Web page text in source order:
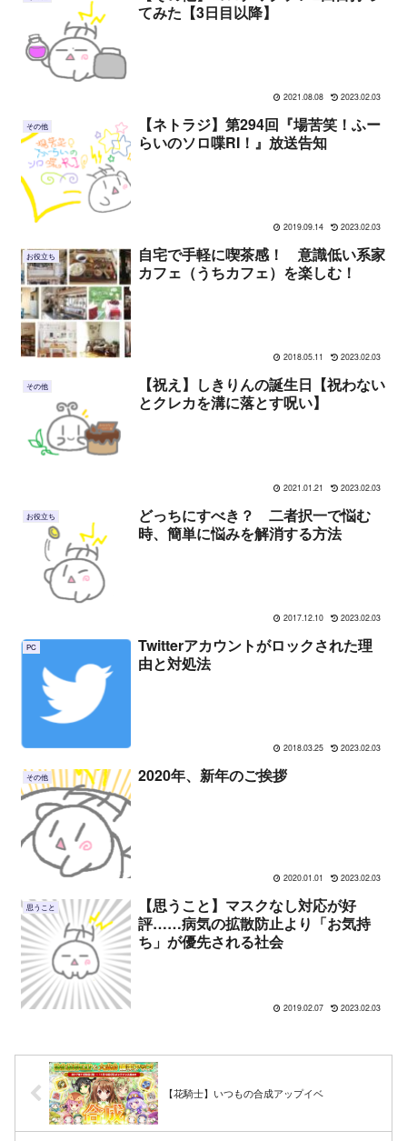
てみた【3日目以降】
2021.08.08 2023.02.03
その他
【ネトラジ】第294回『場苦笑！ふー
らいのソロ喋RI！』放送告知
2019.09.14 2023.02.03
お役立ち
自宅で手軽に喫茶感！ 意識低い系家
カフェ（うちカフェ）を楽しむ！
2018.05.11 2023.02.03
その他
【祝え】しきりんの誕生日【祝わない
とクレカを溝に落とす呪い】
2021.01.21 2023.02.03
お役立ち
どっちにすべき？ 二者択一で悩む
時、簡単に悩みを解消する方法
2017.12.10 2023.02.03
PC
Twitterアカウントがロックされた理
由と対処法
2018.03.25 2023.02.03
その他 2020年、新年のご挨拶
2020.01.01 2023.02.03
思うこと
【思うこと】マスクなし対応が好
評……病気の拡散防止より「お気持
ち」が優先される社会
2019.02.07 2023.02.03
【花騎士】いつもの合成アップイベ